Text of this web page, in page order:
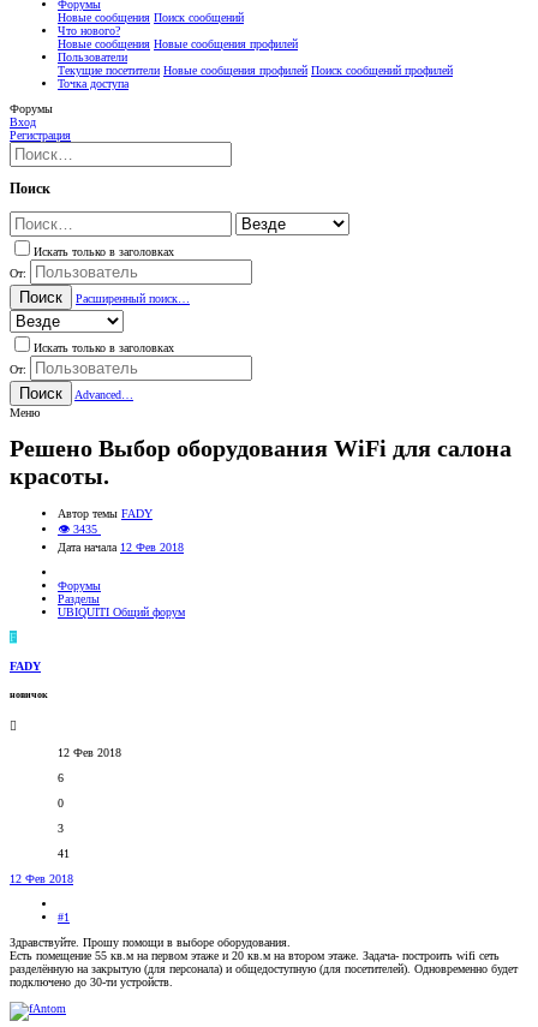
Форумы
Новые сообщения Поиск сообщений
Что нового?
Новые сообщения Новые сообщения профилей
Пользователи
Текущие посетители Новые сообщения профилей Поиск сообщений профилей
Точка доступа
Форумы
Вход
Регистрация
Поиск
Искать только в заголовках
От:
Поиск Расширенный поиск…
Искать только в заголовках
От:
Поиск
Advanced…
Меню
Решено Выбор оборудования WiFi для салона
красоты.
Автор темы FADY
👁 3435
Дата начала 12 Фев 2018
Форумы
Разделы
UBIQUITI Общий форум
F
FADY
новичок
12 Фев 2018
6
0
3
41
12 Фев 2018
#1
Здравствуйте. Прошу помощи в выборе оборудования.
Есть помещение 55 кв.м на первом этаже и 20 кв.м на втором этаже. Задача- построить wifi сеть
разделённую на закрытую (для персонала) и общедоступную (для посетителей). Одновременно будет
подключено до 30-ти устройств.